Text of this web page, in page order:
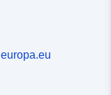
europa.eu